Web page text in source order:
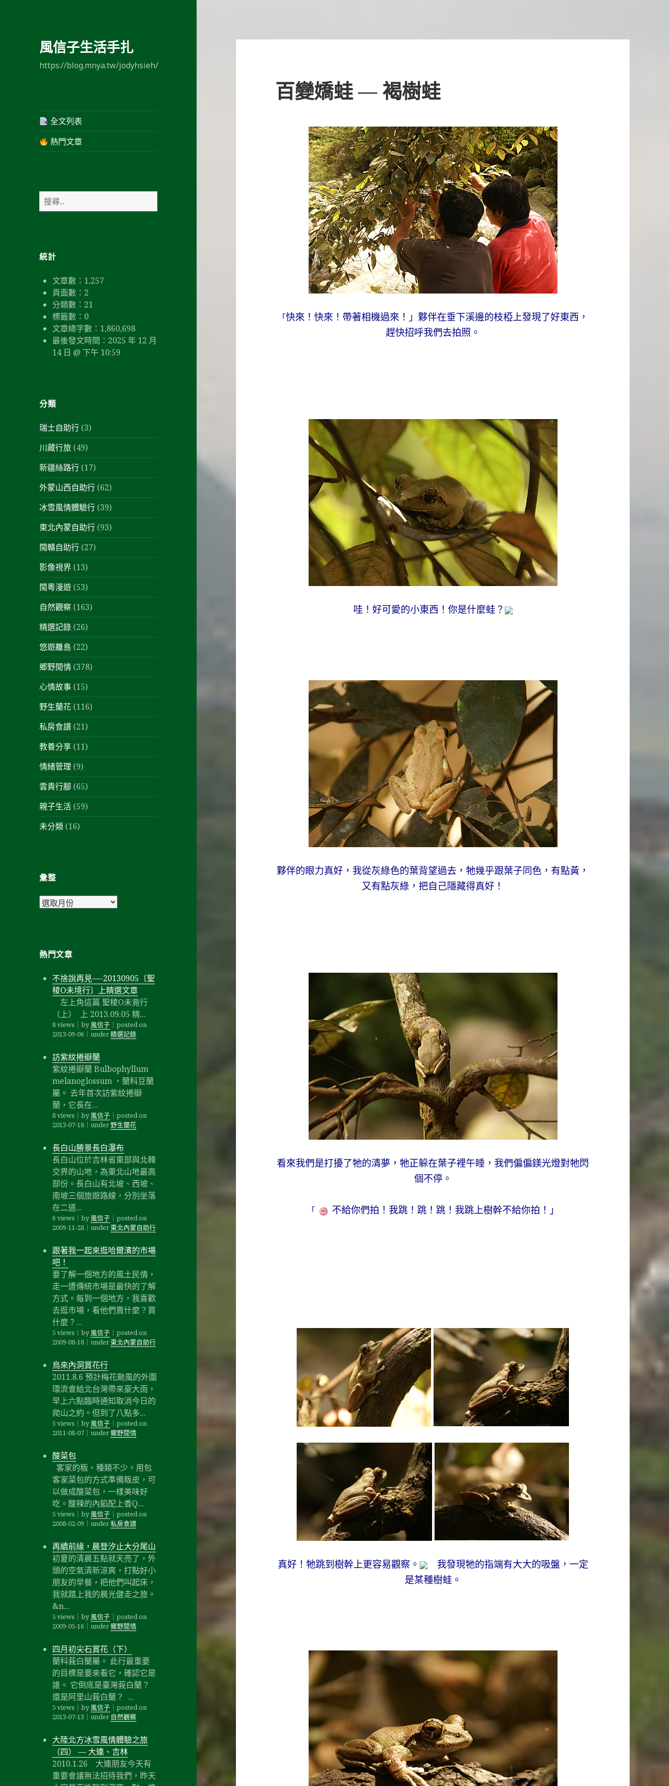
風信子生活手扎
https://blog.mnya.tw/jodyhsieh/
全文列表
熱門文章
搜
尋
統計
文章數： 1,257
頁面數： 2
分類數： 21
標籤數： 0
文章總字數：1,860,698
最後發文時間： 2025 年 12 月
14 日 @ 下午 10:59
分類
瑞士自助行 (3)
川藏行旅 (49)
新疆絲路行 (17)
外蒙山西自助行 (62)
冰雪風情體驗行 (39)
東北內蒙自助行 (93)
閩贛自助行 (27)
影像視界 (13)
閩粵漫遊 (53)
自然觀察 (163)
精選記錄 (26)
悠遊離島 (22)
鄉野閒情 (378)
心情故事 (15)
野生蘭花 (116)
私房食譜 (21)
教養分享 (11)
情緒管理 (9)
雲貴行腳 (65)
親子生活 (59)
未分類 (16)
彙整
彙
熱門文章
不捨說再見—-20130905〔聖
稜O未境行〕上精選文章
左上角這篇 聖稜O未竟行
（上） 上 2013.09.05 精...
8 views by風信子｜ posted on
2013-09-06
under精選記錄
訪紫紋捲瓣蘭
紫紋捲瓣蘭 Bulbophyllum
melanoglossum ，蘭科豆蘭
屬。 去年首次訪紫紋捲瓣
蘭，它長在...
8 views by風信子｜ posted on
2013-07-18｜ under 野生蘭花
長白山勝景長白瀑布
長白山位於吉林省東部與北韓
交界的山地，為東北山地最高
部份。長白山有北坡、西坡、
南坡三個旅遊路線，分別坐落
在二道...
6 views by風信子｜ posted on
2009-11-28｜ under東北內蒙自助行
跟著我一起來逛哈爾濱的市場
吧！
要了解一個地方的風土民情，
走一遭傳統市場是最快的了解
方式。每到一個地方，我喜歡
去逛市場，看他們賣什麼？買
什麼？...
5 views by風信子｜ posted on
2009-08-18｜ under東北內蒙自助行
烏來內洞賞花行
2011.8.6 預計梅花颱風的外圍
環流會給北台灣帶來豪大雨，
早上六點臨時通知取消今日的
爬山之約。但到了八點多...
5 views by風信子｜ posted on
2011-08-07｜ under鄉野閒情
酸菜包
客家的粄，種類不少。用包
客家菜包的方式準備粄皮，可
以做成酸菜包，一樣美味好
吃。酸辣的內餡配上香Q...
5 views by風信子｜ posted on
2008-02-09
under私房食譜
再續前緣，晨登汐止大分尾山
初夏的清晨五點就天亮了，外
頭的空氣清新涼爽，打點好小
朋友的早餐，把他們叫起床，
我就踏上我的晨光健走之旅。
&n...
5 views by風信子｜ posted on
2009-05-16
under鄉野閒情
四月初尖石賞花（下）
蘭科莪白蘭屬。 此行最重要
的目標是要來看它，確認它是
誰。 它倒底是臺灣莪白蘭？
還是阿里山莪白蘭？ ...
5 views by風信子｜ posted on
2013-07-13
under 自然觀察
大陸北方冰雪風情體驗之旅
（四） — 大連、吉林
2010.1.26 大連朋友今天有
重要會議無法招待我們，昨天
百變嬌蛙 — 褐樹蛙
「 快來！快來！帶著相機過來！」夥伴在垂下溪邊的枝椏上發現了好東西，
趕快招呼我們去拍照。
哇！好可愛的小東西！你是什麼蛙？
夥伴的眼力真好，我從灰綠色的葉背望過去，牠幾乎跟葉子同色，有點黃，
又有點灰綠，把自己隱藏得真好！
看來我們是打擾了牠的清夢，牠正躲在葉子裡午睡，我們偏偏鎂光燈對牠閃
個不停。
「 不給你們拍！我跳！跳！跳！我跳上樹幹不給你拍！」
真好！牠跳到樹幹上更容易觀察。
我發現牠的指端有大大的吸盤，一定
是某種樹蛙。